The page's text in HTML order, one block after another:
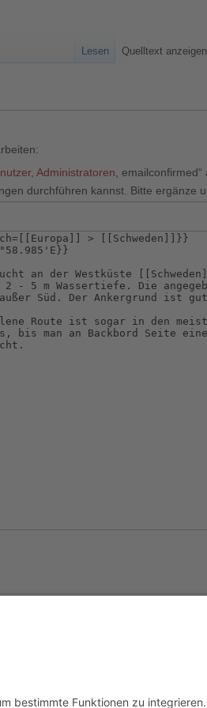
,Administratoren , emailconfirmed“
durchführen kannst. Bitte ergänze
Lesen Quelltext anzeigen